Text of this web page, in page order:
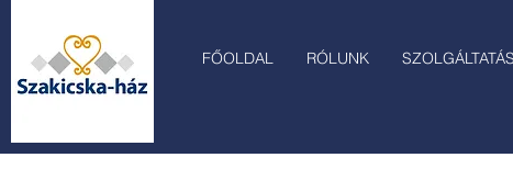
FŐOLDAL RÓLUNK